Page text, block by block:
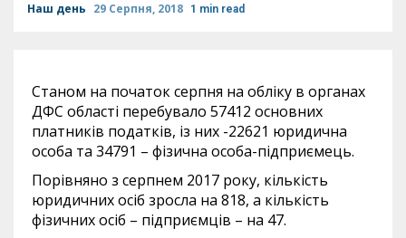
Наш день 29 Серпня, 2018 1 min read
Станом на початок серпня на обліку в органах
ДФС області перебувало 57412 основних
платників податків, із них -22621 юридична
особа та 34791 – фізична особа-підприємець.
Порівняно з серпнем 2017 року, кількість
юридичних осіб зросла на 818, а кількість
фізичних осіб – підприємців – на 47.